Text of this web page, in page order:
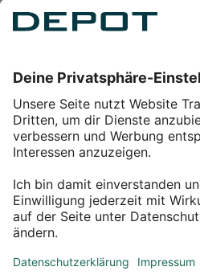
Service
Über DEPOT
Kontakt